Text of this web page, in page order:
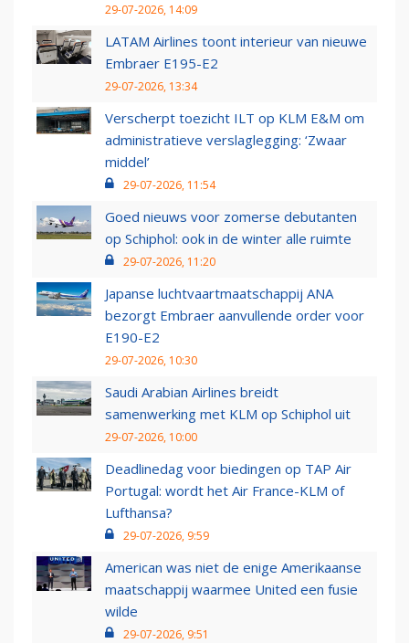
29-07-2026, 14:09
LATAM Airlines toont interieur van nieuwe
Embraer E195-E2
29-07-2026, 13:34
Verscherpt toezicht ILT op KLM E&M om
administratieve verslaglegging: ‘Zwaar
middel’
29-07-2026, 11:54
Goed nieuws voor zomerse debutanten
op Schiphol: ook in de winter alle ruimte
29-07-2026, 11:20
Japanse luchtvaartmaatschappij ANA
bezorgt Embraer aanvullende order voor
E190-E2
29-07-2026, 10:30
Saudi Arabian Airlines breidt
samenwerking met KLM op Schiphol uit
29-07-2026, 10:00
Deadlinedag voor biedingen op TAP Air
Portugal: wordt het Air France-KLM of
Lufthansa?
29-07-2026, 9:59
American was niet de enige Amerikaanse
maatschappij waarmee United een fusie
wilde
29-07-2026, 9:51